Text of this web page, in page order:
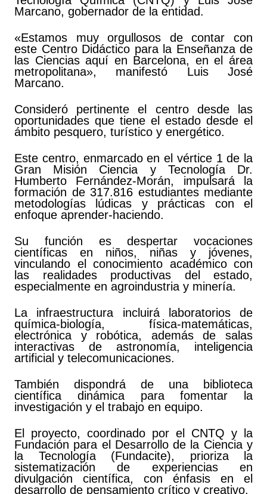
Marcano, gobernador de la entidad.
«Estamos muy orgullosos de contar con
este Centro Didáctico para la Enseñanza de
las Ciencias aquí en Barcelona, en el área
metropolitana», manifestó Luis José
Marcano.
Consideró pertinente el centro desde las
oportunidades que tiene el estado desde el
ámbito pesquero, turístico y energético.
Este centro, enmarcado en el vértice 1 de la
Gran Misión Ciencia y Tecnología Dr.
Humberto Fernández-Morán, impulsará la
formación de 317.816 estudiantes mediante
metodologías lúdicas y prácticas con el
enfoque aprender-haciendo.
Su función es despertar vocaciones
científicas en niños, niñas y jóvenes,
vinculando el conocimiento académico con
las realidades productivas del estado,
especialmente en agroindustria y minería.
La infraestructura incluirá laboratorios de
química-biología, física-matemáticas,
electrónica y robótica, además de salas
interactivas de astronomía, inteligencia
artificial y telecomunicaciones.
También dispondrá de una biblioteca
científica dinámica para fomentar la
investigación y el trabajo en equipo.
El proyecto, coordinado por el CNTQ y la
Fundación para el Desarrollo de la Ciencia y
la Tecnología (Fundacite), prioriza la
sistematización de experiencias en
divulgación científica, con énfasis en el
desarrollo de pensamiento crítico y creativo.